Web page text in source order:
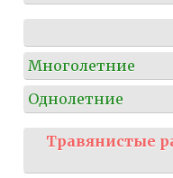
Многолетние
Однолетние
Травянистые